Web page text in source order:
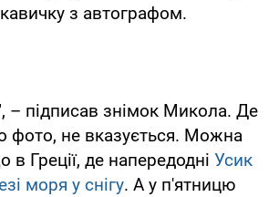
з автографом.
– підписав знімок Микола. Де
фото, не вказується. Можна
в Греції, де напередодні Усик
моря у снігу. А у п'ятницю